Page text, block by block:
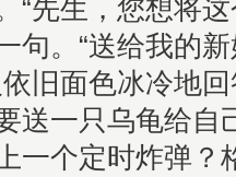
“先生，您想将
句。“送给我的
旧面色冰冷地
送一只乌龟给自
一个定时炸弹？